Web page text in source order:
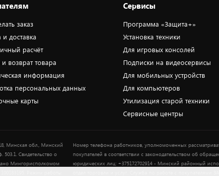
заказ
доставка
расчёт
возврат товара
информация
персональных данных
карты
Сервисы
Программа «Защита+»
Установка техники
Для игровых консолей
Подписки на видеосервисы
Для мобильных устройств
Для компьютеров
Утилизация старой техники
Сервисные центры
Минская обл., Минский
Свидетельство о
Мингорисполкомом
Номер телефона работников, уполномоченных
покупателей в соответствии с законодательством об
юридических лиц: +375172702914 - Минский районный